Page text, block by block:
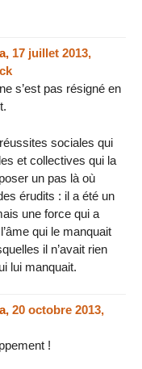
17 juillet 2013,
s’est pas résigné en
sociales qui
et collectives qui la
un pas là où
érudits : il a été un
une force qui a
qui le manquait
il n’avait rien
lui manquait.
20 octobre 2013,
!